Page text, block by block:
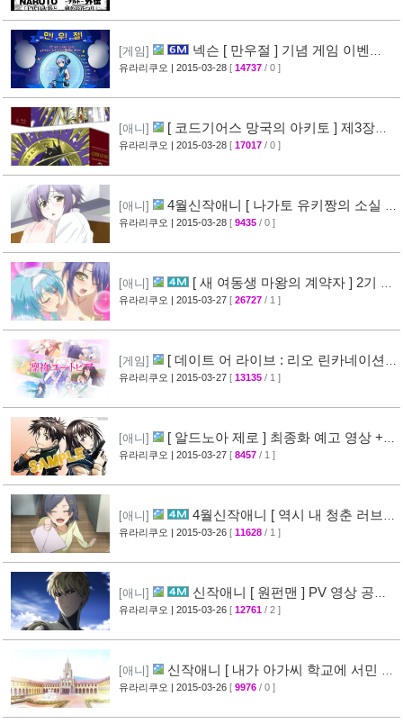
[게임]
넥슨 [ 만우절 ] 기념 게임 이벤
트 [63]
유라리쿠오 | 2015-03-28 [ 14737 / 0 ]
[애니]
[ 코드기어스 망국의 아키토 ] 제3장
CM 영상 + [ 코드기어스 반역의 를르슈 ] BD-
유라리쿠오 | 2015-03-28 [ 17017 / 0 ]
[애니]
4월신작애니 [ 나가토 유키짱의 소실 ]
PV 영상 공개 [35]
유라리쿠오 | 2015-03-28 [ 9435 / 0 ]
[애니]
[ 새 여동생 마왕의 계약자 ] 2기 제
작 결정 + 티저 영상 공개 [45]
유라리쿠오 | 2015-03-27 [ 26727 / 1 ]
[게임]
[ 데이트 어 라이브 : 리오 린카네이션 ]
PV 영상 공개 [36]
유라리쿠오 | 2015-03-27 [ 13135 / 1 ]
[애니]
[ 알드노아 제로 ] 최종화 예고 영상 +
만화 신작 발매 정보 [40]
유라리쿠오 | 2015-03-27 [ 8457 / 1 ]
[애니]
4월신작애니 [ 역시 내 청춘 러브코
메디는 잘못됐다 속 ] 2차 PV 영상 공개
유라리쿠오 | 2015-03-26 [ 11628 / 1 ]
[애니]
신작애니 [ 원펀맨 ] PV 영상 공개 (
onepunchman ) [49]
유라리쿠오 | 2015-03-26 [ 12761 / 2 ]
[애니]
신작애니 [ 내가 아가씨 학교에 서민 샘
플로 겟츠당한 사건 ] 티저 영상 공개
유라리쿠오 | 2015-03-26 [ 9976 / 0 ]